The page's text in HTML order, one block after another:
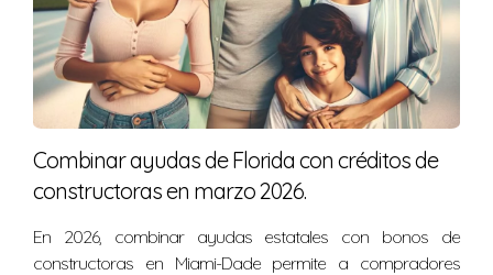
Combinar ayudas de Florida con créditos de
constructoras en marzo 2026.
En 2026, combinar ayudas estatales con bonos de
constructoras en Miami-Dade permite a compradores